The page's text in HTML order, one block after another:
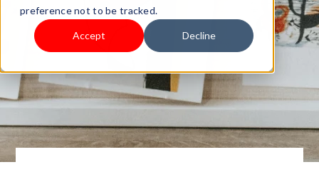
preference not to be tracked.
Accept Decline